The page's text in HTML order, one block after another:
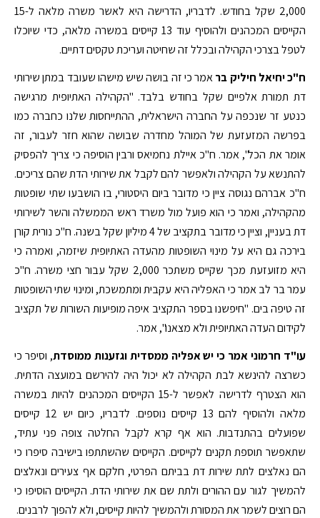
2,000 שקל בחודש. לדבריו, הדרישה היא לאשר משרה מלאה ל-15
הקייסים המכהנים ולהוסיף עוד 13 קייסים במשרה מלאה, כדי שיוכלו
לטפל בצרכי הקהילה ובכלל זה שחיטה ועריכת טקסים דתיים.
ח"כ יחיאל חיליק בראמר כי זה בושה שיש מישהו שעובד במתן שירותי
דת תמורת אלפיים שקל בחודש בלבד. "הקהילה האתיופית מרגישה
כנטע זר שנכפה על החברה הישראלית, ההתייחסות שלנו כחברה כמו
בפרשה המזעזעת של המוהל מחדרה שבושה שהוא חזר לעבור, זה
אומר את הכל", אמר. ח"כ איילת נחמיאס ורבין הוסיפה כי צריך להפסיק
להתנשא על הקהילה ולאפשר להם לקבל את שירותי הדת שהם צריכים.
ח"כ אברהם נגוסה ציין כי מדובר ביום היסטורי, בו הושבעו שתי שופטות
מהקהילה, ואמר כי הוא פועל מול משרד ראש הממשלה והשר לשירותי
דת בעניין, וציין כי מדובר בתקציב של 4 מיליון שקל בשנה. ח"כ נורית קורן
בירכה גם היא על מינוי השופטות מהעדה האתיופית שיזמה, ואמרה כי
היא מזועזעת מכך שקייס משתכר 2,000 שקל עבור חצי משרה. ח"כ
עמר בר לב אמר כי האפליה היא עקבית ומתמשכת, ומינוי שתי השופטות
זה טיפה בים. "חיפשנו בספר התקציב איפה מופיעות השורות של תקציב
לקידום העדה האתיופית ולא מצאנו", אמר.
עו"ד חרמוני אמר כי יש אפליה ממסדית וגזענות ממוסדת, וסיפר כי
כשרצה להינשא לבת הקהילה לא יכול היה להירשם במועצה הדתית.
הוא הצטרף לדרישה לאפשר ל-15 הקייסים המכהנים להיות במשרה
מלאה ולהוסיף להם 13 קייסים נוספים. לדבריו, כיום יש 12 קייסים
שפועלים בהתנדבות. הוא אף קרא לקבל החלטה צופה פני עתיד,
שתאפשר תוספת תקנים לקייסים. הקייסים שהשתתפו בישיבה סיפרו כי
הם נאלצים לתת שירות דת בביתם הפרטי, חלקם אף צעירים ונאלצים
להמשיך לגור עם ההורים ולתת שם את שירותי הדת. הקייסים הוסיפו כי
הם רוצים לשמר את המסורת ולהמשיך להיות קייסים, ולא להפוך לרבנים.